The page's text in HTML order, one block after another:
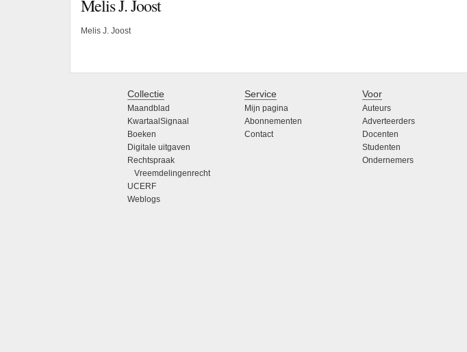
Melis J. Joost
Melis J. Joost
Collectie
Maandblad
KwartaalSignaal
Boeken
Digitale uitgaven
Rechtspraak
Vreemdelingenrecht
UCERF
Weblogs
Service
Mijn pagina
Abonnementen
Contact
Voor
Auteurs
Adverteerders
Docenten
Studenten
Ondernemers